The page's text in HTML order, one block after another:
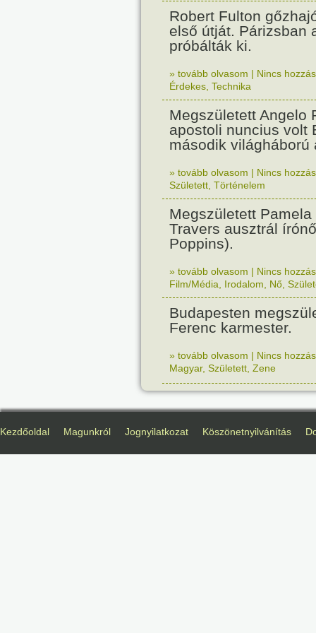
Robert Fulton
első útját. Párizsban
próbálták ki.
» tovább olvasom | Nincs
Érdekes Technika
Megszületett Angelo
apostoli nuncius volt
második világháború
» tovább olvasom | Nincs
Született Történelem
Megszületett Pamela
Travers ausztrál
Poppins).
» tovább olvasom | Nincs
Film/Média
Irodalom Nő
Budapesten
Ferenc karmester.
» tovább olvasom | Nincs
Magyar, Született Zene
Kezdőoldal Magunkról Jognyilatkozat Köszönetnyilvánítás